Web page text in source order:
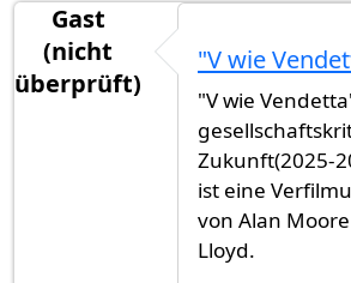
Gast
(nicht
überprüft)
"V wie
"V wie
Zukunft(2025-
ist eine
von Alan
Lloyd.